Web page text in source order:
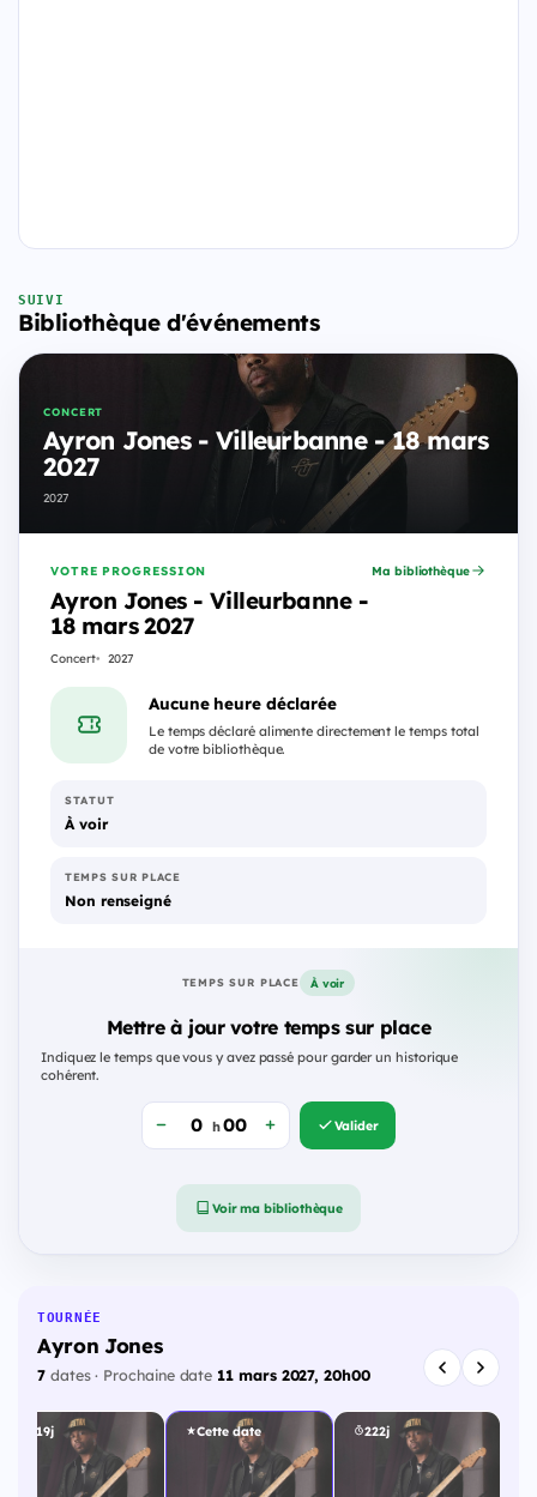
SUIVI
Bibliothèque d'événements
CONCERT
Ayron Jones - Villeurbanne - 18 mars
2027
2027
VOTRE PROGRESSION
Ayron Jones - Villeurbanne -
18 mars 2027
Concert 2027
Ma bibliothèque
Aucune heure déclarée
Le temps déclaré alimente directement le temps total
de votre bibliothèque.
STATUT
À voir
TEMPS SUR PLACE
Non renseigné
TEMPS SUR PLACE À voir
Mettre à jour votre temps sur place
Indiquez le temps que vous y avez passé pour garder un historique
cohérent.
h Valider
Voir ma bibliothèque
TOURNÉE
Ayron Jones
7dates · Prochaine date 11 mars 2027, 20h00
219j Cette date 222j